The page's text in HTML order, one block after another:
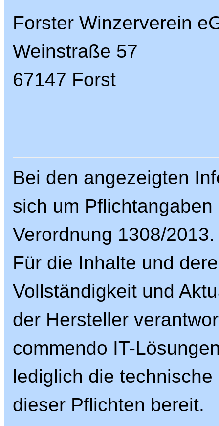
Forster Winzerverein
Weinstraße 57
67147 Forst
Bei den angezeigten
sich um
Verordnung 1308/2013.
Für die Inhalte und
Vollständigkeit und
der Hersteller
commendo IT-
lediglich die
dieser Pflichten bereit.